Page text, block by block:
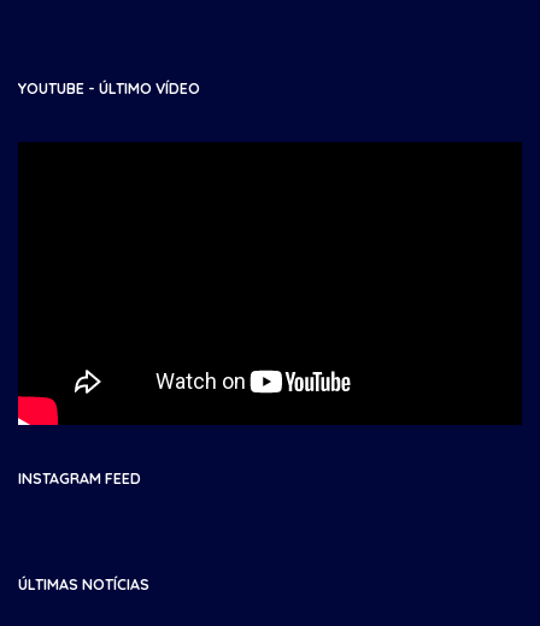
YOUTUBE - ÚLTIMO VÍDEO
INSTAGRAM FEED
ÚLTIMAS NOTÍCIAS